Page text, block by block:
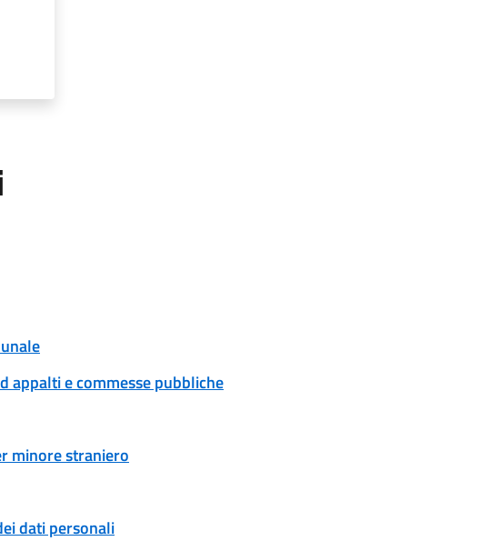
appalti e commesse pubbliche
minore straniero
dati personali